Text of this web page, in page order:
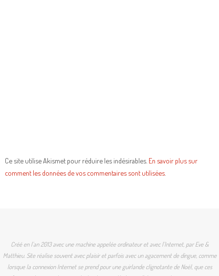
Ce site utilise Akismet pour réduire les indésirables. En savoir plus sur
comment les données de vos commentaires sont utilisées
Créé en l'an 2013 avec une machine appelée ordinateur et avec l'Internet, par Eve &
Matthieu. Site réalise souvent avec plaisir et parfois avec un agacement de dingue, comme
lorsque la connexion Internet se prend pour une guirlande clignotante de Noël, que ces